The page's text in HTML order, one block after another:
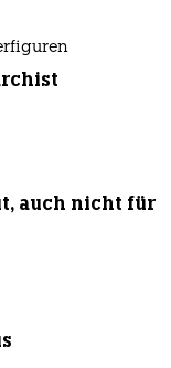
auch nicht für